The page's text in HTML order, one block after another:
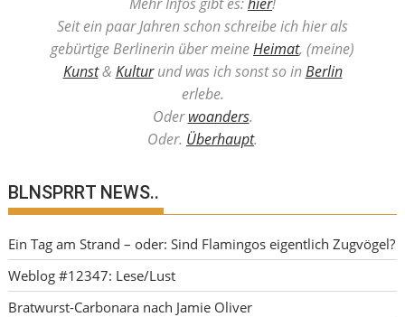
Seit ein paar Jahren schon schreibe ich hier als
gebürtige Berlinerin über meineHeimat, (meine)
Kunst& Kulturund was ich sonst so inBerlin
erlebe.
Oderwoanders.
Oder. Überhaupt.
BLNSPRRT NEWS..
Ein Tag am Strand – oder: Sind Flamingos eigentlich Zugvögel?
Weblog #12347: Lese/Lust
Bratwurst-Carbonara nach Jamie Oliver